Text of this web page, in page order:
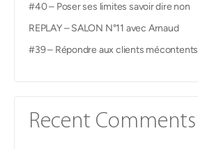
#40 – Poser ses limites savoir dire non
REPLAY – SALON N°11 avec Arnaud
#39 – Répondre aux clients mécontents
Recent Comments